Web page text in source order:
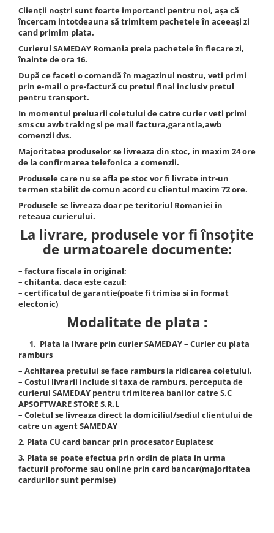
Clienții noștri sunt foarte importanti pentru noi, așa că
încercam intotdeauna să trimitem pachetele în aceeași zi
cand primim plata.
Curierul SAMEDAY Romania preia pachetele în fiecare zi,
înainte de ora 16.
După ce faceti o comandă în magazinul nostru, veti primi
prin e-mail o pre-factură cu pretul final inclusiv pretul
pentru transport.
In momentul preluarii coletului de catre curier veti primi
sms cu awb traking si pe mail factura,garantia,awb
comenzii dvs.
Majoritatea produselor se livreaza din stoc, in maxim 24 ore
de la confirmarea telefonica a comenzii.
Produsele care nu se afla pe stoc vor fi livrate intr-un
termen stabilit de comun acord cu clientul maxim 72 ore.
Produsele se livreaza doar pe teritoriul Romaniei in
reteaua curierului.
La livrare, produsele vor fi însoțite
de urmatoarele documente:
– factura fiscala in original;
– chitanta, daca este cazul;
– certificatul de garantie(poate fi trimisa si in format
electonic)
Modalitate de plata :
1. Plata la livrare prin curier SAMEDAY – Curier cu plata
ramburs
– Achitarea pretului se face ramburs la ridicarea coletului.
– Costul livrarii include si taxa de ramburs, perceputa de
curierul SAMEDAY pentru trimiterea banilor catre S.C
APSOFTWARE STORE S.R.L
– Coletul se livreaza direct la domiciliul/sediul clientului de
catre un agent SAMEDAY
2. Plata CU card bancar prin procesator Euplatesc
3. Plata se poate efectua prin ordin de plata in urma
facturii proforme sau online prin card bancar(majoritatea
cardurilor sunt permise)